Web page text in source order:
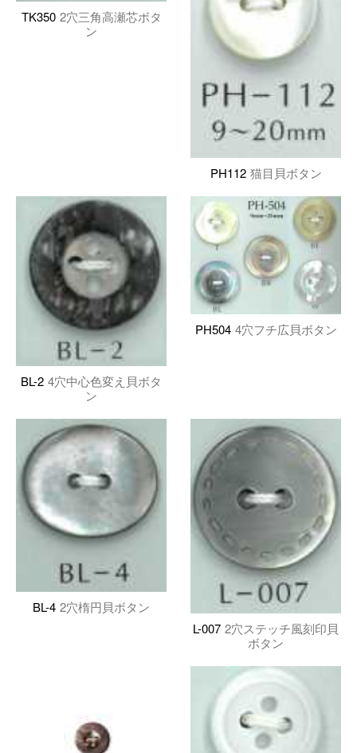
TK350 2穴三角高瀬芯ボタ
ン
PH112 猫目貝ボタン
BL-2 4穴中心色変え貝ボタ
ン
PH504 4穴フチ広貝ボタン
BL-4 2穴楕円貝ボタン
L-007 2穴ステッチ風刻印貝
ボタン